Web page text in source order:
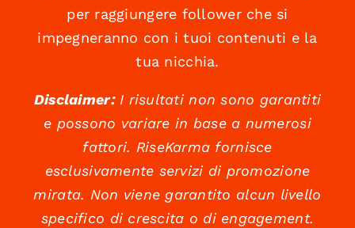
per raggiungere follower che si
impegneranno con i tuoi contenuti e la
tua nicchia.
Disclaimer:I risultati non sono garantiti
e possono variare in base a numerosi
fattori. RiseKarma fornisce
esclusivamente servizi di promozione
mirata. Non viene garantito alcun livello
specifico di crescita o di engagement.